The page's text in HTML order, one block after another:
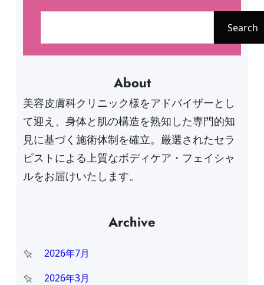
Search
About
美容皮膚科クリニック様をアドバイザーとし
て迎え、身体と肌の構造を熟知した専門的知
見に基づく施術体制を確立。厳選されたセラ
ピストによる上質なボディケア・フェイシャ
ルをお届けいたします。
Archive
2026年7月
2026年3月